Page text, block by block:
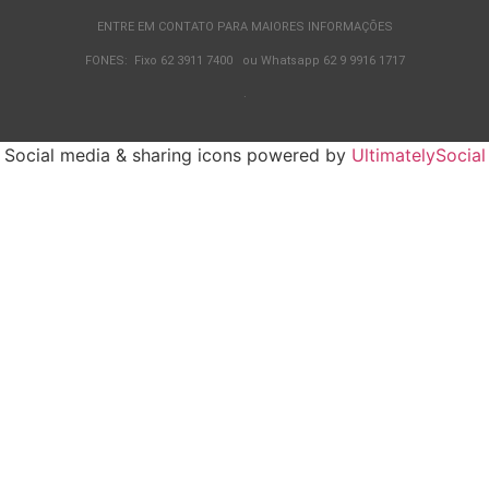
ENTRE EM CONTATO PARA MAIORES INFORMAÇÕES
FONES: Fixo 62 3911 7400 ou Whatsapp 62 9 9916 1717
.
Social media & sharing icons powered by UltimatelySocial